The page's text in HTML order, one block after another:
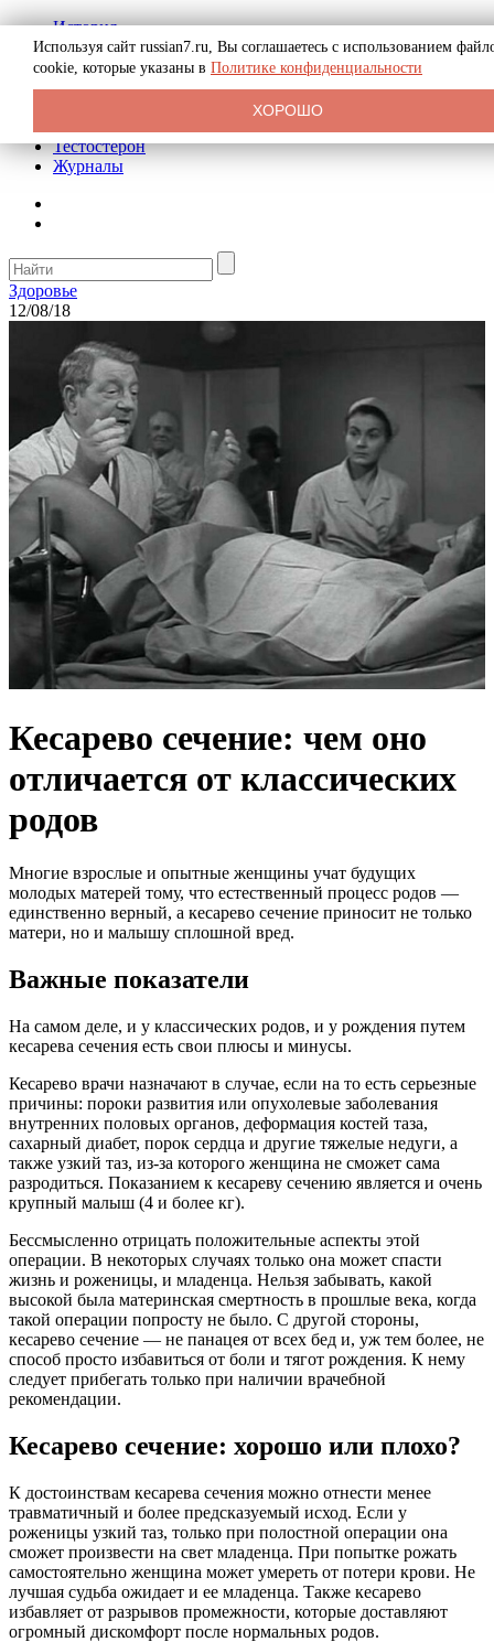
История
Биография
Криминал
Реклама на сайте
Тестостерон
Журналы
Здоровье
12/08/18
Кесарево сечение: чем оно
отличается от классических
родов
Многие взрослые и опытные женщины учат будущих
молодых матерей тому, что естественный процесс родов —
единственно верный, а кесарево сечение приносит не только
матери, но и малышу сплошной вред.
Важные показатели
На самом деле, и у классических родов, и у рождения путем
кесарева сечения есть свои плюсы и минусы.
Кесарево врачи назначают в случае, если на то есть серьезные
причины: пороки развития или опухолевые заболевания
внутренних половых органов, деформация костей таза,
сахарный диабет, порок сердца и другие тяжелые недуги, а
также узкий таз, из-за которого женщина не сможет сама
разродиться. Показанием к кесареву сечению является и очень
крупный малыш (4 и более кг).
Бессмысленно отрицать положительные аспекты этой
операции. В некоторых случаях только она может спасти
жизнь и роженицы, и младенца. Нельзя забывать, какой
высокой была материнская смертность в прошлые века, когда
такой операции попросту не было. С другой стороны,
кесарево сечение — не панацея от всех бед и, уж тем более, не
способ просто избавиться от боли и тягот рождения. К нему
следует прибегать только при наличии врачебной
рекомендации.
Кесарево сечение: хорошо или плохо?
К достоинствам кесарева сечения можно отнести менее
травматичный и более предсказуемый исход. Если у
роженицы узкий таз, только при полостной операции она
сможет произвести на свет младенца. При попытке рожать
самостоятельно женщина может умереть от потери крови. Не
лучшая судьба ожидает и ее младенца. Также кесарево
избавляет от разрывов промежности, которые доставляют
огромный дискомфорт после нормальных родов.
Используя сайт russian7.ru, Вы соглашаетесь с использованием
cookie, которые указаны в Политике конфиденциальности
ХОРОШО